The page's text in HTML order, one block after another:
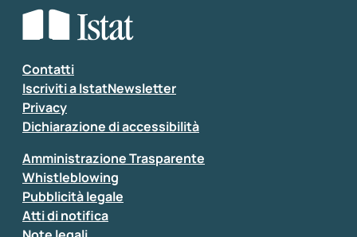
Seleziona la tipologia della segnalazione
Inserisci il tuo commento
Contatti
Iscriviti a IstatNewsletter
Privacy
Dichiarazione di accessibilità
Amministrazione Trasparente
Whistleblowing
Pubblicità legale
Atti di notifica